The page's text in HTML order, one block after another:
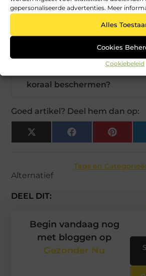
gepersonaliseerde advertenties. Meer
Alles
Cookies
Cookiebeleid
Waar kan ik het beste mijn
koraal beschermen?
Goed artikel? Deel hem dan op:
X
(Twitter)
Facebook
Tags en
Alternatief
DEEL DIT:
Begin vandaag nog
met bloggen op
Gezonder Nu